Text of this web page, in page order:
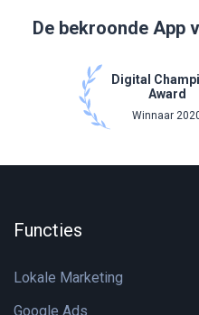
De bekroonde App
Digital
Award
Winnaar
Functies
Lokale Marketing
Google Ads